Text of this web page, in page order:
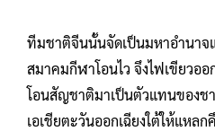
ทีมชาติจีนนั้นจัดเป็นมหาอำนาจ
สมาคมกีฬาโอนไว จึงไฟเขียวอ
โอนสัญชาติมาเป็นตัวแทนของช
เอเชียตะวันออกเฉียงใต้ให้แหลก